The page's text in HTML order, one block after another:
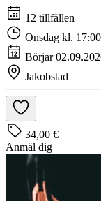
12 tillfällen
Onsdag kl.
Börjar
Jakobstad
34,00 €
Anmäl dig